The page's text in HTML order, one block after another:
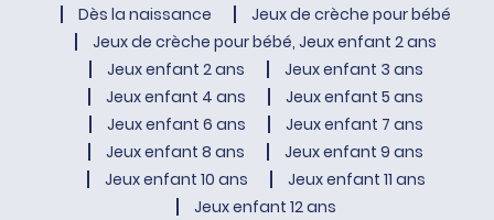
Dès la naissance
Jeux de crèche pour bébé
Jeux de crèche pour bébé, Jeux enfant 2 ans
Jeux enfant 2 ans
Jeux enfant 3 ans
Jeux enfant 4 ans
Jeux enfant 5 ans
Jeux enfant 6 ans
Jeux enfant 7 ans
Jeux enfant 8 ans
Jeux enfant 9 ans
Jeux enfant 10 ans
Jeux enfant 11 ans
Jeux enfant 12 ans